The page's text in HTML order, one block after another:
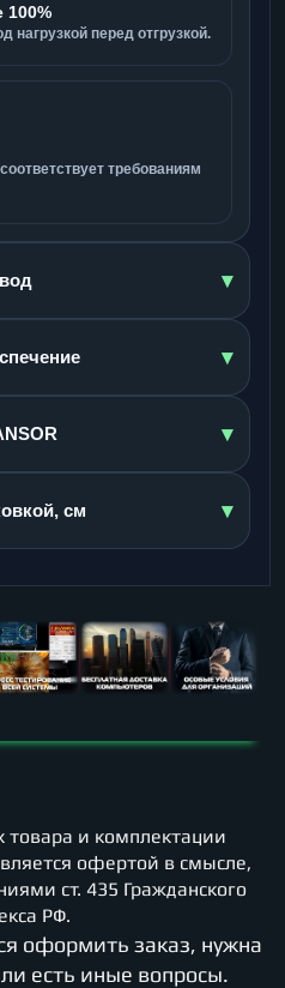
100%
нагрузкой перед отгрузкой.
требованиям
▾
▾
▾
см ▾
и комплектации
офертой в смысле,
ст. 435 Гражданского
РФ.
оформить заказ, нужна
есть иные вопросы.